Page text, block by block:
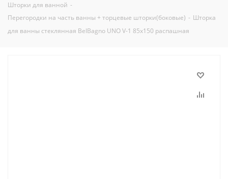
Шторки для ванной -
Перегородки на часть ванны + торцевые шторки(боковые) - Шторка
для ванны стеклянная BelBagno UNO V-1 85х150 распашная